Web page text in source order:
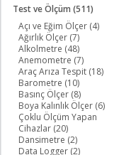
Test ve Ölçüm (511)
Açı ve Eğim Ölçer (4)
Ağırlık Ölçer (7)
Alkolmetre (48)
Anemometre (7)
Araç Arıza Tespit (18)
Barometre (10)
Basınç Ölçer (8)
Boya Kalınlık Ölçer (6)
Çoklu Ölçüm Yapan
Cihazlar (20)
Dansimetre (2)
Data Logger (2)